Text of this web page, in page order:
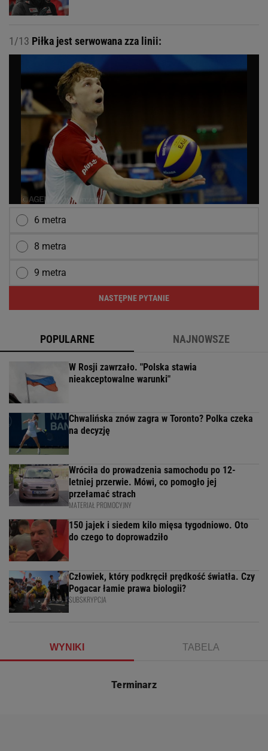
1/13 Piłka jest serwowana zza linii:
6 metra
8 metra
9 metra
NASTĘPNE PYTANIE
POPULARNE NAJNOWSZE
W Rosji zawrzało. "Polska stawia
nieakceptowalne warunki"
Chwalińska znów zagra w Toronto? Polka czeka
na decyzję
Wróciła do prowadzenia samochodu po 12-
letniej przerwie. Mówi, co pomogło jej
przełamać strach
MATERIAŁ PROMOCYJNY
150 jajek i siedem kilo mięsa tygodniowo. Oto
do czego to doprowadziło
Człowiek, który podkręcił prędkość światła. Czy
Pogacar łamie prawa biologii?
SUBSKRYPCJA
WYNIKI TABELA
Terminarz